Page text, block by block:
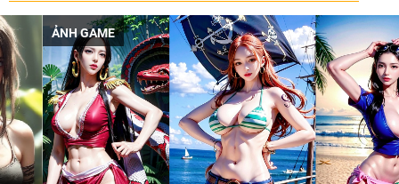
ẢNH GAME